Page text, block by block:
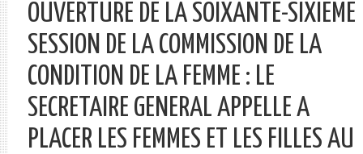
OUVERTURE DE LA SOIXANTE-SIXIEME
SESSION DE LA COMMISSION DE LA
CONDITION DE LA FEMME : LE
SECRETAIRE GENERAL APPELLE A
PLACER LES FEMMES ET LES FILLES AU